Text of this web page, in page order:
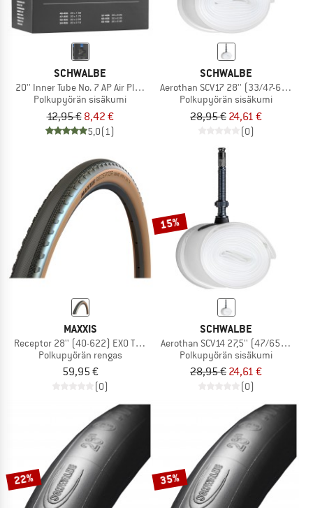
SCHWALBE
20'' Inner Tube No. 7 AP Air Plus 40/62-406
Polkupyörän sisäkumi
12,95 € 8,42 €
5,0(1)
SCHWALBE
Aerothan SCV17 28'' (33/47-622)
Polkupyörän sisäkumi
28,95 € 24,61 €
(0)
MAXXIS
Receptor 28'' (40-622) EXO TR HYPR-X
Polkupyörän rengas
59,95 €
(0)
15%
SCHWALBE
Aerothan SCV14 27,5'' (47/65-584)
Polkupyörän sisäkumi
28,95 € 24,61 €
(0)
22% 35%